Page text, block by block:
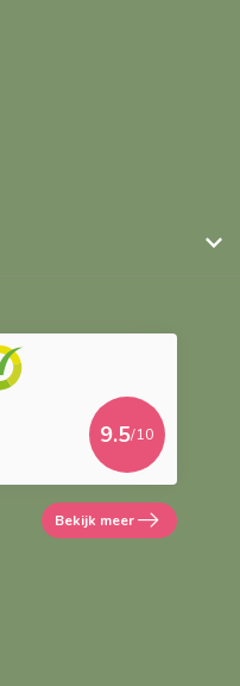
9.5/10
Bekijk meer